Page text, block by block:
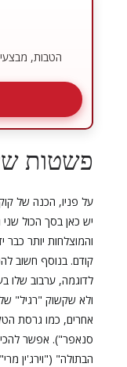
הטבות,
פשטות
על פניו, הכנה של
יש כאן בסך הכול שני
והמוצלחות יותר כבר
קודם. בנוסף חשוב
ולא שקשוק "רגיל"
אחרים, כמו גרסת
סנאפר"). אפשר
הבתולה" ("וירג'ין